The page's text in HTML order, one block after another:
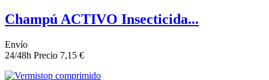
Champú ACTIVO Insecticida...
Envío
24/48h Precio 7,15 €